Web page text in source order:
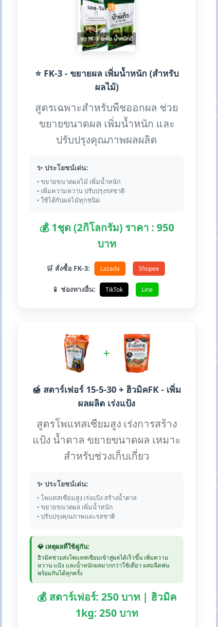
⭐ FK-3 - ขยายผล เพิ่มน้ำหนัก (สำหรับ
ผลไม้)
สูตรเฉพาะสำหรับพืชออกผล ช่วย
ขยายขนาดผล เพิ่มน้ำหนัก และ
ปรับปรุงคุณภาพผลผลิต
✨ ประโยชน์เด่น:
• ขยายขนาดผลไม้ เพิ่มน้ำหนัก
• เพิ่มความหวาน ปรับปรุงรสชาติ
• ใช้ได้กับผลไม้ทุกชนิด
💰 1ชุด (2กิโลกรัม) ราคา : 950
บาท
🛒 สั่งซื้อ FK-3: Lazada Shopee
📱 ช่องทางอื่น: TikTok Line
+
🍯 สตาร์เฟอร์ 15-5-30 + ฮิวมิคFK - เพิ่ม
ผลผลิต เร่งแป้ง
สูตรโพแทสเซียมสูง เร่งการสร้าง
แป้ง น้ำตาล ขยายขนาดผล เหมาะ
สำหรับช่วงเก็บเกี่ยว
✨ ประโยชน์เด่น:
• โพแทสเซียมสูง เร่งแป้ง สร้างน้ำตาล
• ขยายขนาดผล เพิ่มน้ำหนัก
• ปรับปรุงคุณภาพและรสชาติ
💎 เหตุผลที่ใช้คู่กัน:
ฮิวมิคช่วยส่งโพแทสเซียมเข้าสู่ผลได้เร็วขึ้น เพิ่มความ
หวาน แป้ง และน้ำหนักผลมากกว่าใช้เดี่ยว ผสมฉีดพ่น
พร้อมกันได้ทุกครั้ง
💰 สตาร์เฟอร์: 250 บาท | ฮิวมิค
1kg: 250 บาท